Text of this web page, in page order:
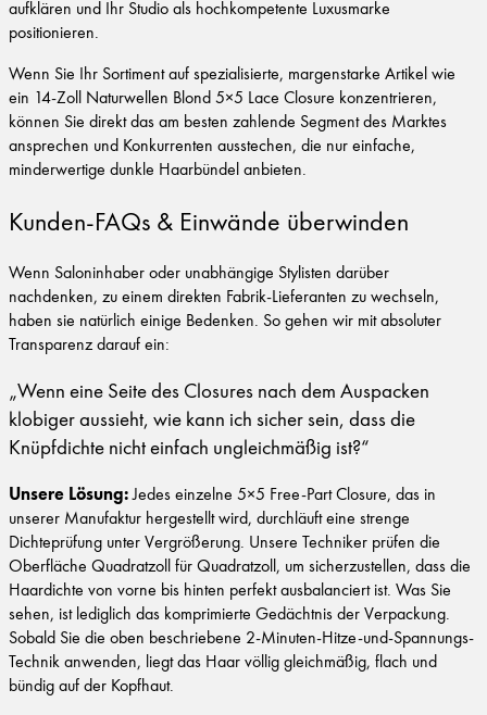
aufklären und Ihr Studio als hochkompetente Luxusmarke
positionieren.
Wenn Sie Ihr Sortiment auf spezialisierte, margenstarke Artikel wie
ein 14-Zoll Naturwellen Blond 5×5 Lace Closure konzentrieren,
können Sie direkt das am besten zahlende Segment des Marktes
ansprechen und Konkurrenten ausstechen, die nur einfache,
minderwertige dunkle Haarbündel anbieten.
Kunden-FAQs & Einwände überwinden
Wenn Saloninhaber oder unabhängige Stylisten darüber
nachdenken, zu einem direkten Fabrik-Lieferanten zu wechseln,
haben sie natürlich einige Bedenken. So gehen wir mit absoluter
Transparenz darauf ein:
„Wenn eine Seite des Closures nach dem Auspacken
klobiger aussieht, wie kann ich sicher sein, dass die
Knüpfdichte nicht einfach ungleichmäßig ist?“
Unsere Lösung:Jedes einzelne 5×5 Free-Part Closure, das in
unserer Manufaktur hergestellt wird, durchläuft eine strenge
Dichteprüfung unter Vergrößerung. Unsere Techniker prüfen die
Oberfläche Quadratzoll für Quadratzoll, um sicherzustellen, dass die
Haardichte von vorne bis hinten perfekt ausbalanciert ist. Was Sie
sehen, ist lediglich das komprimierte Gedächtnis der Verpackung.
Sobald Sie die oben beschriebene 2-Minuten-Hitze-und-Spannungs-
Technik anwenden, liegt das Haar völlig gleichmäßig, flach und
bündig auf der Kopfhaut.